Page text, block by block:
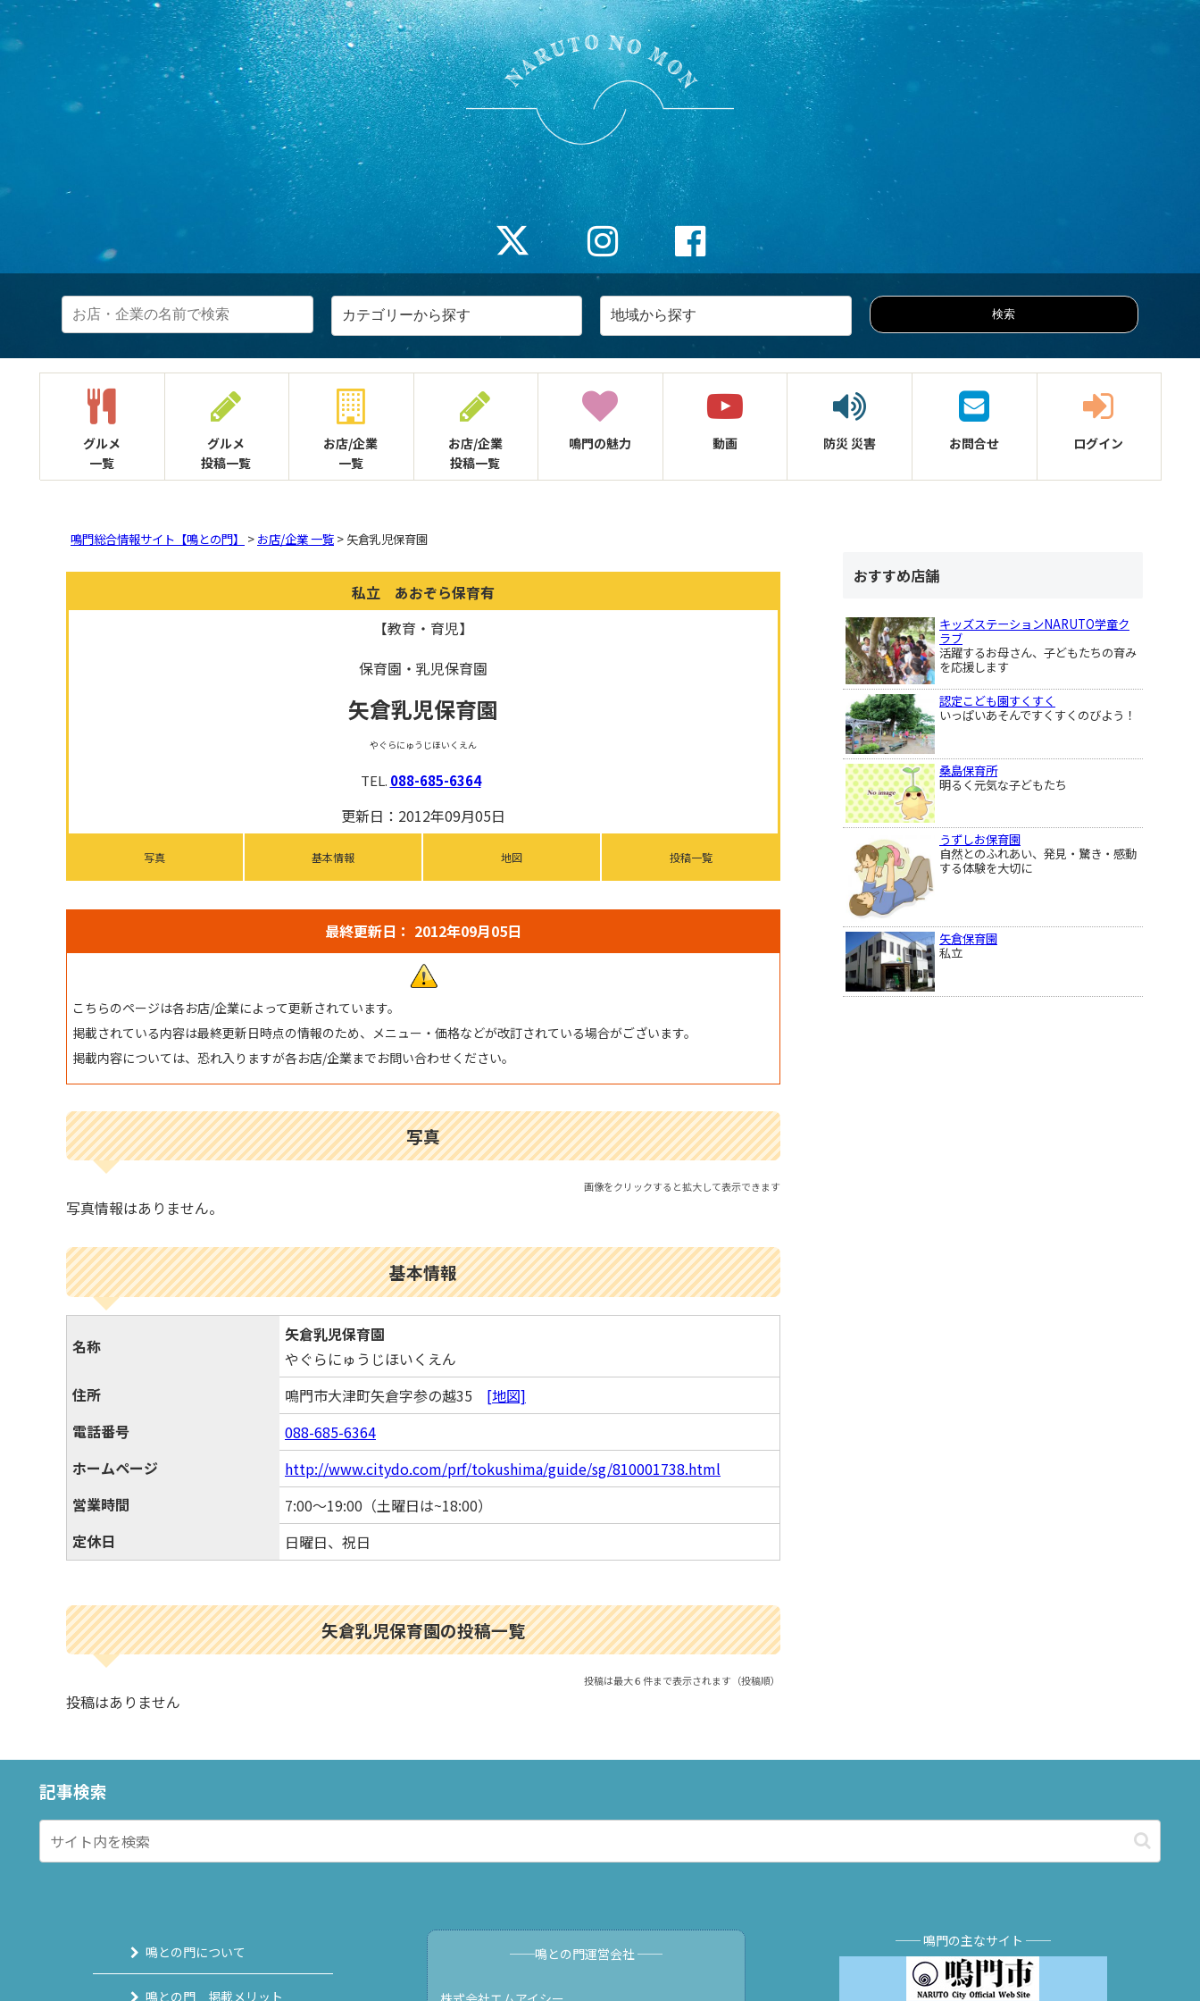
グルメ
一覧
グルメ
投稿一覧
お店/企業
一覧
お店/企業
投稿一覧
鳴門の魅力 動画 防災災害 お問合せ ログイン
鳴門総合情報サイト【鳴との門】 > お店/企業 一覧 > 矢倉乳児保育園
私立 あおぞら保育有
【教育・育児】
保育園・乳児保育園
矢倉乳児保育園
やぐらにゅうじほいくえん
TEL. 088-685-6364
更新日：2012年09月05日
写真 基本情報 地図 投稿一覧
最終更新日： 2012年09月05日
こちらのページは各お店/企業によって更新されています。
掲載されている内容は最終更新日時点の情報のため、メニュー・価格などが改訂されている場合がございます。
掲載内容については、恐れ入りますが各お店/企業までお問い合わせください。
写真
画像をクリックすると拡大して表示できます
写真情報はありません。
基本情報
名称
矢倉乳児保育園
やぐらにゅうじほいくえん
住所
鳴門市大津町矢倉字参の越35 [地図]
電話番号
088-685-6364
ホームページ
http://www.citydo.com/prf/tokushima/guide/sg/810001738.html
営業時間
7:00～19:00（土曜日は~18:00）
定休日
日曜日、祝日
矢倉乳児保育園の投稿一覧
投稿は最大６件まで表示されます（投稿順）
投稿はありません
おすすめ店舗
キッズステーションNARUTO学童ク
ラブ
活躍するお母さん、子どもたちの育み
を応援します
認定こども園すくすく
いっぱいあそんですくすくのびよう！
桑島保育所
明るく元気な子どもたち
うずしお保育園
自然とのふれあい、発見・驚き・感動
する体験を大切に
矢倉保育園
私立
記事検索
鳴との門について
鳴との門 掲載メリット
──鳴との門運営会社 ──
── 鳴門の主なサイト ──